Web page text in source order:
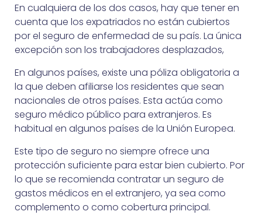
En cualquiera de los dos casos, hay que tener en
cuenta que los expatriados no están cubiertos
por el seguro de enfermedad de su país. La única
excepción son los trabajadores desplazados,
En algunos países, existe una póliza obligatoria a
la que deben afiliarse los residentes que sean
nacionales de otros países. Esta actúa como
seguro médico público para extranjeros. Es
habitual en algunos países de la Unión Europea.
Este tipo de seguro no siempre ofrece una
protección suficiente para estar bien cubierto. Por
lo que se recomienda contratar un seguro de
gastos médicos en el extranjero, ya sea como
complemento o como cobertura principal.